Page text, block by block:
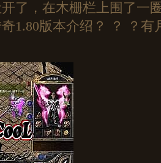
了，在木栅栏上围了一
1.80版本介绍？ ？ ？有